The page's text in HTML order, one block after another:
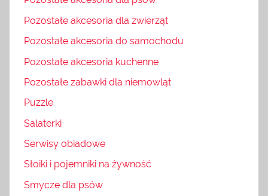
Pozostałe akcesoria dla zwierząt
Pozostałe akcesoria do samochodu
Pozostałe akcesoria kuchenne
Pozostałe zabawki dla niemowląt
Puzzle
Salaterki
Serwisy obiadowe
Słoiki i pojemniki na żywność
Smycze dla psów